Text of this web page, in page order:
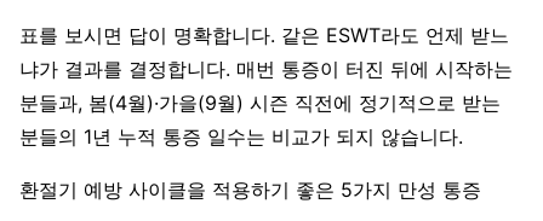
표를 보시면 답이 명확합니다. 같은 ESWT라도 언제 받느
냐가 결과를 결정합니다. 매번 통증이 터진 뒤에 시작하는
분들과, 봄(4월)·가을(9월) 시즌 직전에 정기적으로 받는
분들의 1년 누적 통증 일수는 비교가 되지 않습니다.
환절기 예방 사이클을 적용하기 좋은 5가지 만성 통증